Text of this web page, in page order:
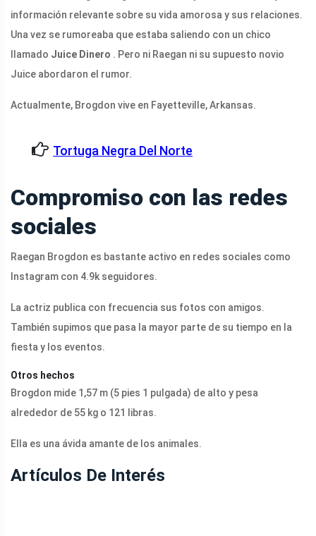
información relevante sobre su vida amorosa y sus relaciones.
Una vez se rumoreaba que estaba saliendo con un chico
llamado Juice Dinero . Pero ni Raegan ni su supuesto novio
Juice abordaron el rumor.
Actualmente, Brogdon vive en Fayetteville, Arkansas.
Tortuga Negra Del Norte
Compromiso con las redes
sociales
Raegan Brogdon es bastante activo en redes sociales como
Instagram con 4.9k seguidores.
La actriz publica con frecuencia sus fotos con amigos.
También supimos que pasa la mayor parte de su tiempo en la
fiesta y los eventos.
Otros hechos
Brogdon mide 1,57 m (5 pies 1 pulgada) de alto y pesa
alrededor de 55 kg o 121 libras.
Ella es una ávida amante de los animales.
Artículos De Interés